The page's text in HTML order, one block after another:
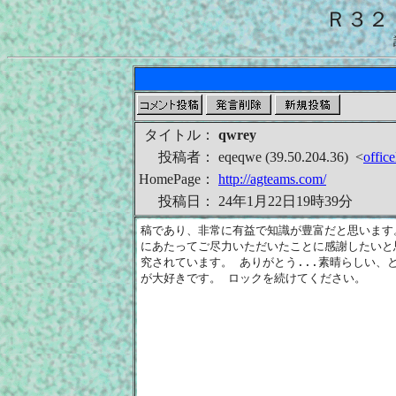
Ｒ３
タイトル：
qwrey
投稿者：
eqeqwe (39.50.204.36) <
HomePage：
http://agteams.com/
投稿日：
24年1月22日19時39分
稿であり、非常に有益で知識が豊富だと思いま
にあたってご尽力いただいたことに感謝したい
究されています。 ありがとう...素晴らしい、